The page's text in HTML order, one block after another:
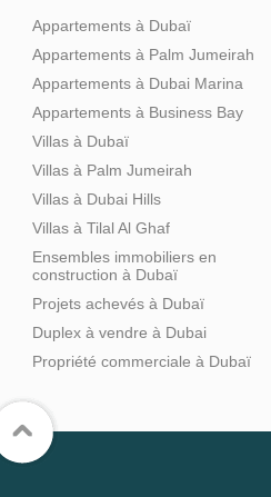
Appartements à Dubaï
Appartements à Palm Jumeirah
Appartements à Dubai Marina
Appartements à Business Bay
Villas à Dubaï
Villas à Palm Jumeirah
Villas à Dubai Hills
Villas à Tilal Al Ghaf
Ensembles immobiliers en
construction à Dubaï
Projets achevés à Dubaï
Duplex à vendre à Dubai
Propriété commerciale à Dubaï